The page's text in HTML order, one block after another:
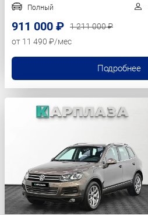
Полный
911 000 ₽
1 211 000 ₽
от 11 490 ₽/мес
Подробнее